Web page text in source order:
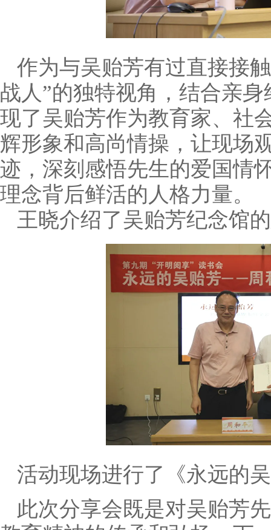
作为与吴贻芳有过直接接
战人”的独特视角，结合亲
现了吴贻芳作为教育家、社
辉形象和高尚情操，让现场
迹，深刻感悟先生的爱国情
理念背后鲜活的人格力量。
王晓介绍了吴贻芳纪念馆
活动现场进行了《永远的
此次分享会既是对吴贻芳